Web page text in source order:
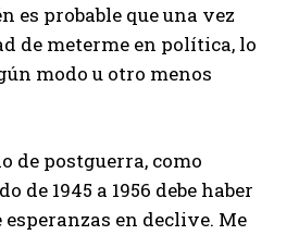
es probable que una vez
de meterme en política, lo
modo u otro menos
de postguerra, como
de 1945 a 1956 debe haber
en declive. Me